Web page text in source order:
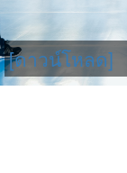
[ดาวน์โหลด]